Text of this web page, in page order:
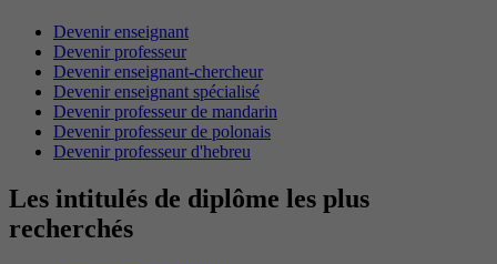
Devenir enseignant
Devenir professeur
Devenir enseignant-chercheur
Devenir enseignant spécialisé
Devenir professeur de mandarin
Devenir professeur de polonais
Devenir professeur d'hebreu
Les intitulés de diplôme les plus
recherchés